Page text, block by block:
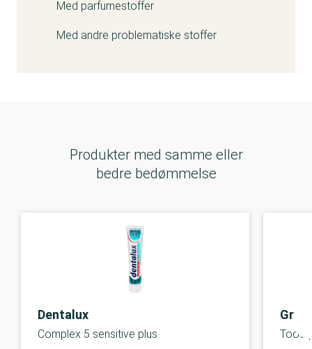
Hvis SCCS kommer med en ny vurdering på
Titanium dioxide og tandpasta inden uge 18, så vil vi
Med parfumestoffer
Med andre problematiske stoffer
Produkter med samme eller
bedre bedømmelse
Dentalux
Complex 5 sensitive plus